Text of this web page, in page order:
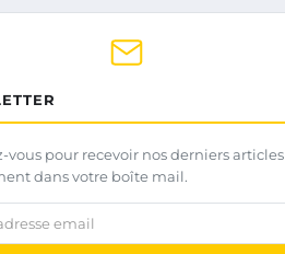
vous pour recevoir nos derniers articles
dans votre boîte mail.
email